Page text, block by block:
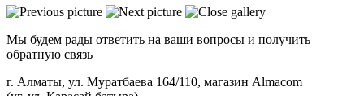
Мы будем рады ответить на ваши вопросы и получить
обратную связь
г. Алматы, ул. Муратбаева 164/110, магазин Almacom